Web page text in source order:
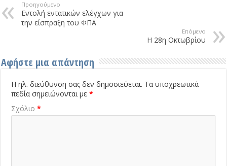
Προηγούμενο
Εντολή εντατικών ελέγχων για
την είσπραξη του ΦΠΑ
Επόμενο
Η 28η Οκτωβρίου
Αφήστε μια απάντηση
Η ηλ. διεύθυνση σας δεν δημοσιεύεται. Τα υποχρεωτικά
πεδία σημειώνονται με*
Σχόλιο*